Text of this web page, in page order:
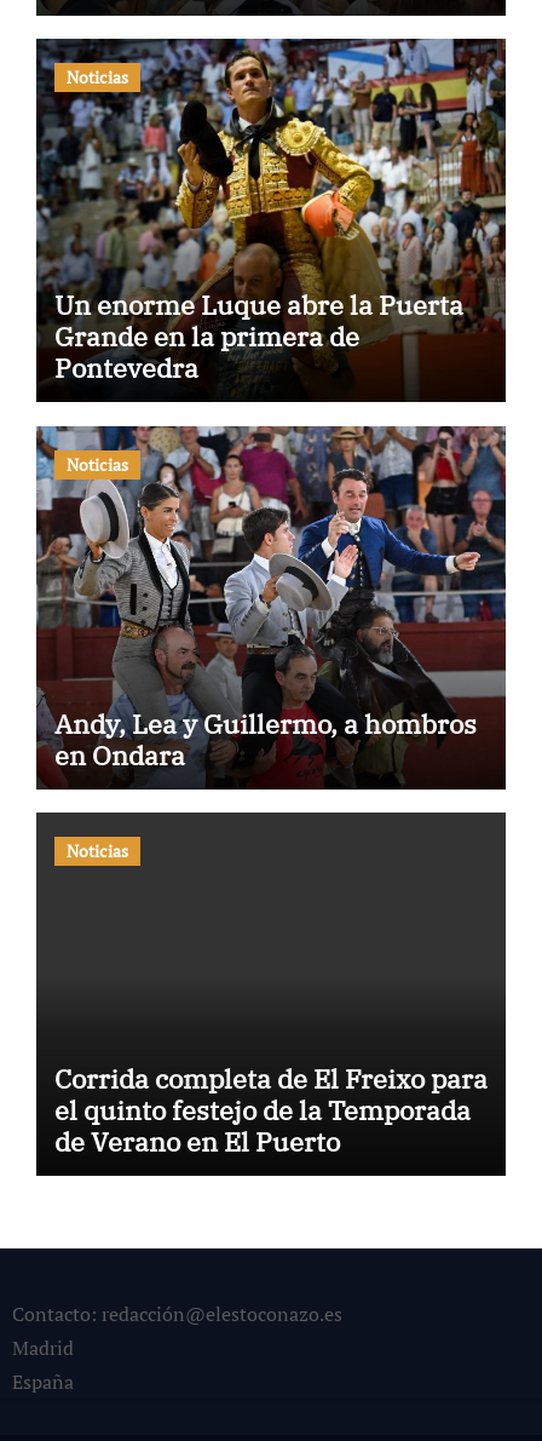
Noticias
Un enorme Luque abre la Puerta
Grande en la primera de
Pontevedra
Noticias
Andy, Lea y Guillermo, a hombros
en Ondara
Noticias
Corrida completa de El Freixo para
el quinto festejo de la Temporada
de Verano en El Puerto
Contacto: redacción@elestoconazo.es
Madrid
España